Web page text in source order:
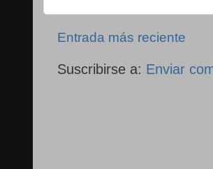
Entrada más reciente
Suscribirse a: Enviar